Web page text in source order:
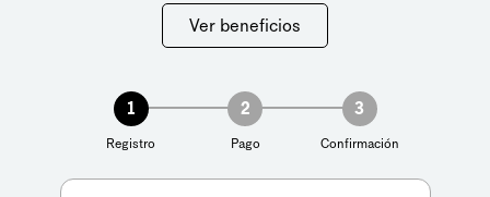
Ver beneficios
1
Registro
2
Pago
3
Confirmación